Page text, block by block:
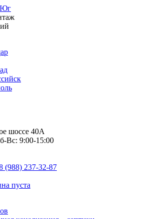
шоссе 40А
Вс: 9:00-15:00
(988) 237-32-87
пуста